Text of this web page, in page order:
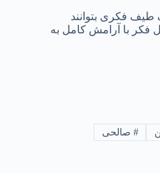
طیف فکری بتوانند
فکر با آرامش کامل به
# صالحی